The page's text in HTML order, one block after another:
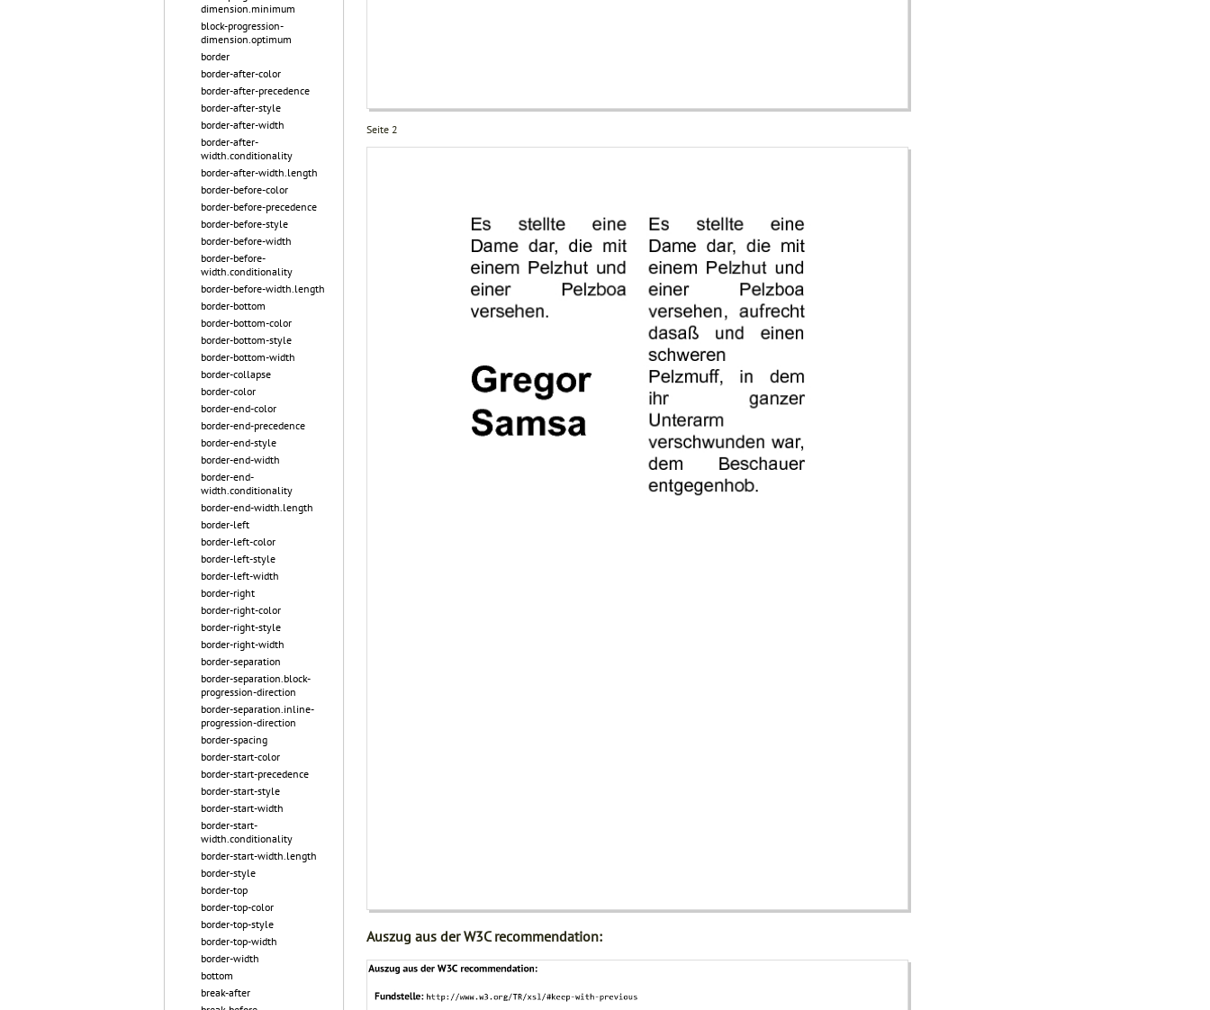
dimension.minimum
block-progression-
dimension.optimum
border
border-after-color
border-after-precedence
border-after-style
border-after-width
border-after-
width.conditionality
border-after-width.length
border-before-color
border-before-precedence
border-before-style
border-before-width
border-before-
width.conditionality
border-before-width.length
border-bottom
border-bottom-color
border-bottom-style
border-bottom-width
border-collapse
border-color
border-end-color
border-end-precedence
border-end-style
border-end-width
border-end-
width.conditionality
border-end-width.length
border-left
border-left-color
border-left-style
border-left-width
border-right
border-right-color
border-right-style
border-right-width
border-separation
border-separation.block-
progression-direction
border-separation.inline-
progression-direction
border-spacing
border-start-color
border-start-precedence
border-start-style
border-start-width
border-start-
width.conditionality
border-start-width.length
border-style
border-top
border-top-color
border-top-style
border-top-width
border-width
bottom
break-after
Seite 2
Auszug aus der W3C recommendation: